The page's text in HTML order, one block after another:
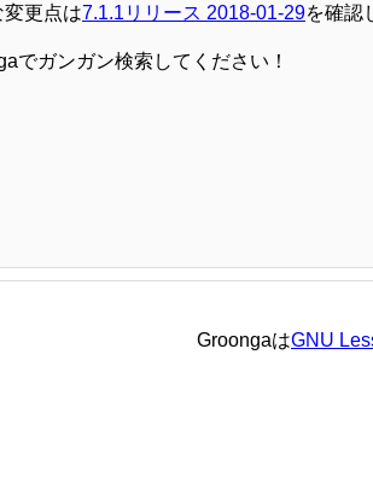
更点は7.1.1リリース 2018-01-29を確認
でガンガン検索してください！
GroongaはGNU